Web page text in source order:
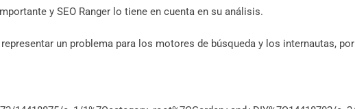
y SEO Ranger lo tiene en cuenta en su análisis.
un problema para los motores de búsqueda y los internautas,